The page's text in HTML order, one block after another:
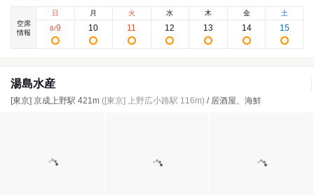
空席
情報
日
8/9
月
10
火
11
水
12
木
13
金
14
土
15
湯島水産
[東京] 京成上野駅 421m ([東京] 上野広小路駅 116m) / 居酒屋、海鮮